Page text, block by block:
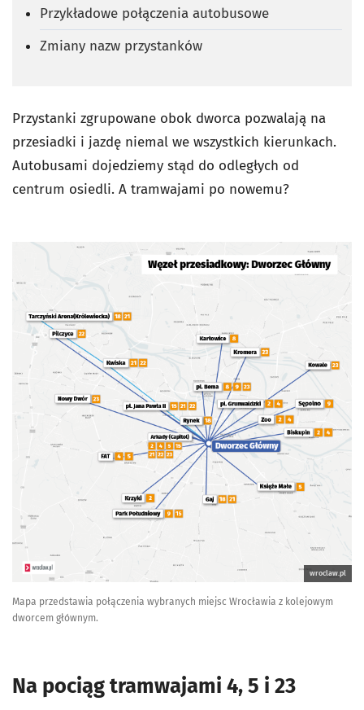
Przykładowe połączenia autobusowe
Zmiany nazw przystanków
Przystanki zgrupowane obok dworca pozwalają na
przesiadki i jazdę niemal we wszystkich kierunkach.
Autobusami dojedziemy stąd do odległych od
centrum osiedli. A tramwajami po nowemu?
wroclaw.pl
Mapa przedstawia połączenia wybranych miejsc Wrocławia z kolejowym
dworcem głównym.
Na pociąg tramwajami 4, 5 i 23